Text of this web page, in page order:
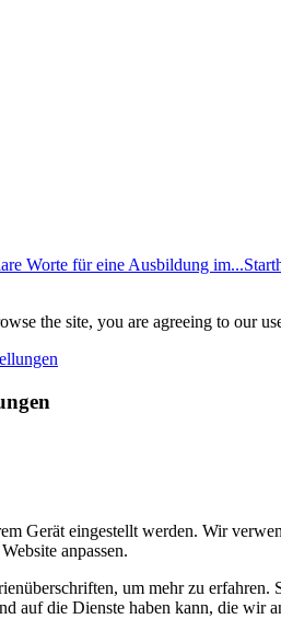
Worte für eine Ausbildung im...
the site, you are agreeing to our
Gerät eingestellt werden. Wir
anpassen.
um mehr zu
auf die Dienste haben kann, die wir